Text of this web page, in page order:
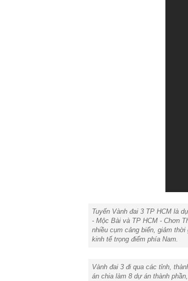
Tuyến Vành đai 3 TP HCM là
- Mộc Bài và TP HCM - Chơn
nhiều cụm cảng biển, giảm
kinh tế trọng điểm phía Nam.
Vành đai 3 đi qua các tỉnh,
án chia làm 8 dự án thành